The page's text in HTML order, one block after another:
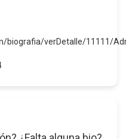
biografia/verDetalle/11111/